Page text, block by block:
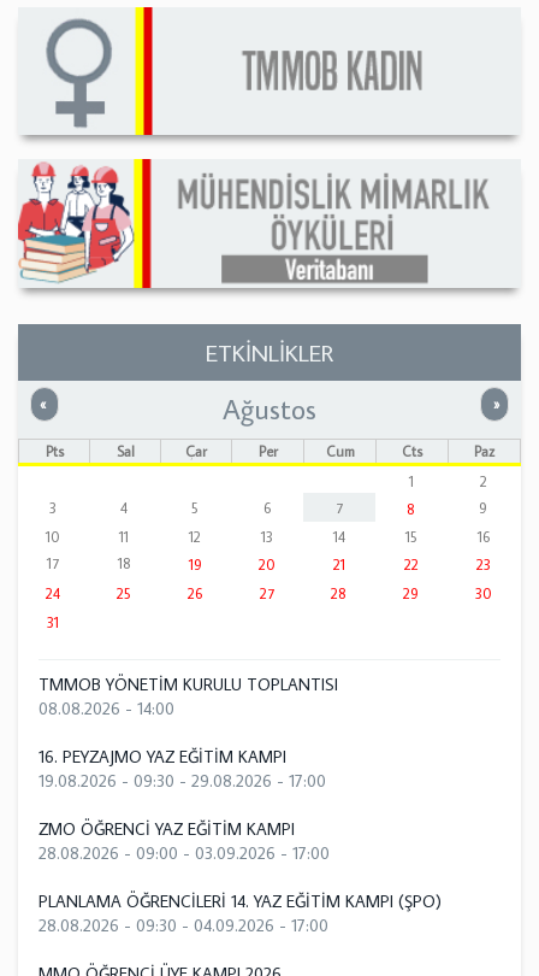
ETKİNLİKLER
« Önceki »
Ağustos
Pts Sal Çar Per Cum Cts
Paz
1
2
3
4 5 6 7 8
9
10
11 12 13 14 15
16
17
18 19 20 21 22
23
24
25 26 27 28 29
30
31
TMMOB YÖNETİM KURULU TOPLANTISI
08.08.2026 - 14:00
16. PEYZAJMO YAZ EĞİTİM KAMPI
19.08.2026 - 09:30 - 29.08.2026 - 17:00
ZMO ÖĞRENCİ YAZ EĞİTİM KAMPI
28.08.2026 - 09:00 - 03.09.2026 - 17:00
PLANLAMA ÖĞRENCİLERİ 14. YAZ EĞİTİM KAMPI (ŞPO)
28.08.2026 - 09:30 - 04.09.2026 - 17:00